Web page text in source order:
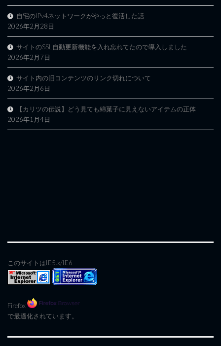
自宅のIPv4ネットワークがやっと復活した話
2026年2月28日
サイトのSSL自動更新機能を入れ忘れてたので導入しました
2026年2月7日
サイト内の旧コンテンツのリンク切れについて
2026年2月6日
【カリツの伝説】どう見ても綿菓子に見えないアイテムの正体
2026年1月4日
このサイトはIE5.x/IE6
Firefox
で最適化されています。